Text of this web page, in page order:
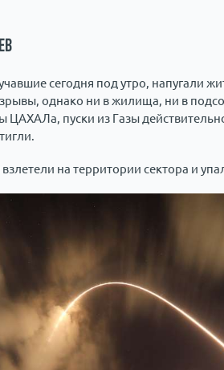
сегодня под утро, напугали
однако ни в жилища, ни в
ЦАХАЛа, пуски из Газы
на территории сектора и